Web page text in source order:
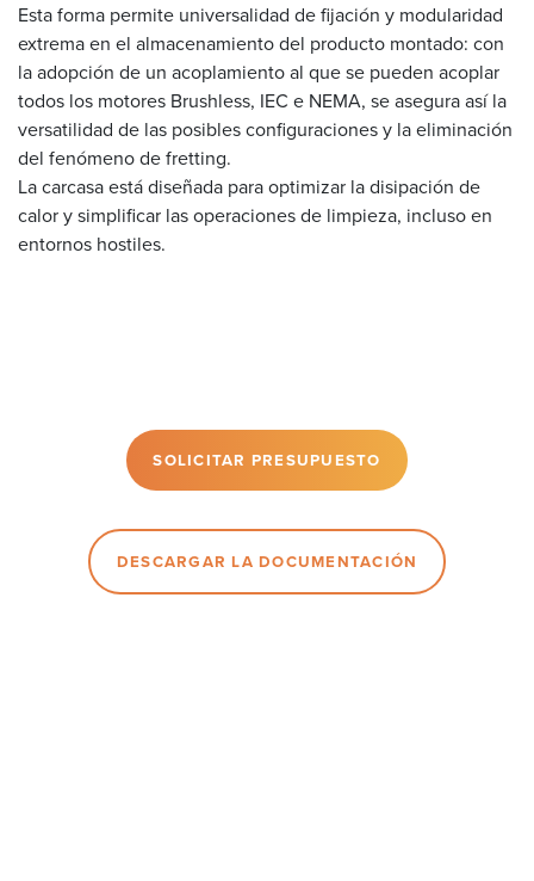
Esta forma permite universalidad de fijación y modularidad
extrema en el almacenamiento del producto montado: con
la adopción de un acoplamiento al que se pueden acoplar
todos los motores Brushless, IEC e NEMA, se asegura así la
versatilidad de las posibles configuraciones y la eliminación
del fenómeno de fretting.
La carcasa está diseñada para optimizar la disipación de
calor y simplificar las operaciones de limpieza, incluso en
entornos hostiles.
SOLICITAR PRESUPUESTO
DESCARGAR LA DOCUMENTACIÓN